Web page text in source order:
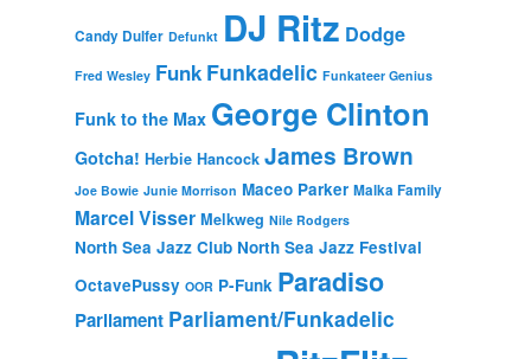
Candy Dulfer Defunkt DJ Ritz Dodge
Fred Wesley Funk Funkadelic Funkateer Genius
Funk to the Max George Clinton
Gotcha! Herbie Hancock James Brown
Joe Bowie Junie Morrison Maceo Parker Malka Family
Marcel Visser Melkweg Nile Rodgers
North Sea Jazz Club North Sea Jazz Festival
OctavePussy OOR P-Funk Paradiso
Parliament Parliament/Funkadelic